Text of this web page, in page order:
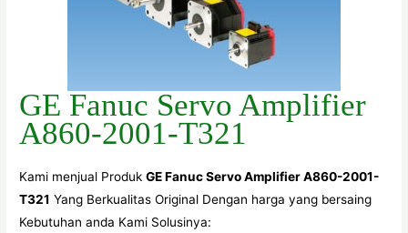
GE Fanuc Servo Amplifier
A860-2001-T321
Kami menjual ProdukGE Fanuc Servo Amplifier A860-2001-
T321 Yang Berkualitas Original Dengan harga yang bersaing
Kebutuhan anda Kami Solusinya: